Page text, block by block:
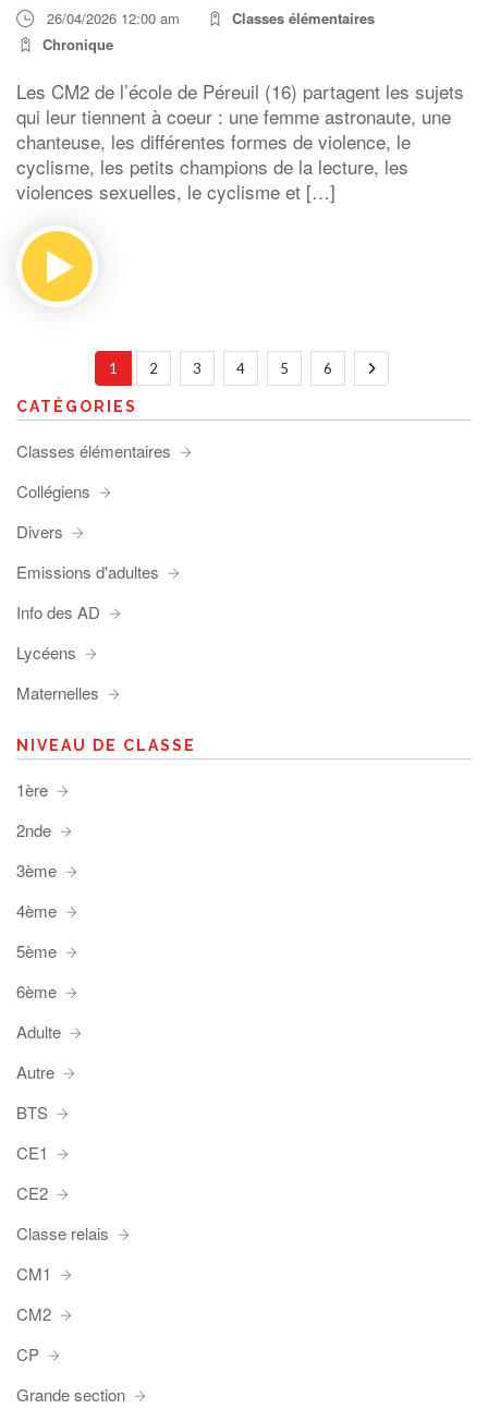
26/04/2026 12:00 am
Classes élémentaires
Chronique
Les CM2 de l’école de Péreuil (16) partagent les sujets
qui leur tiennent à coeur : une femme astronaute, une
chanteuse, les différentes formes de violence, le
cyclisme, les petits champions de la lecture, les
violences sexuelles, le cyclisme et […]
1 2 3 4 5 6
CATÉGORIES
Classes élémentaires
Collégiens
Divers
Emissions d'adultes
Info des AD
Lycéens
Maternelles
NIVEAU DE CLASSE
1ère
2nde
3ème
4ème
5ème
6ème
Adulte
Autre
BTS
CE1
CE2
Classe relais
CM1
CM2
CP
Grande section